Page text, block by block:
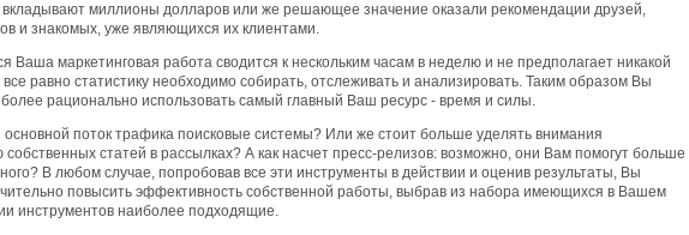
вкладывают миллионы долларов или же решающее значение оказали рекомендации друзей,
и знакомых, уже являющихся их клиентами.
Ваша маркетинговая работа сводится к нескольким часам в неделю и не предполагает никакой
все равно статистику необходимо собирать, отслеживать и анализировать. Таким образом Вы
рационально использовать самый главный Ваш ресурс - время и силы.
основной поток трафика поисковые системы? Или же стоит больше уделять внимания
статей в рассылках? А как насчет пресс-релизов: возможно, они Вам помогут больше
В любом случае, попробовав все эти инструменты в действии и оценив результаты, Вы
повысить эффективность собственной работы, выбрав из набора имеющихся в Вашем
инструментов наиболее подходящие.